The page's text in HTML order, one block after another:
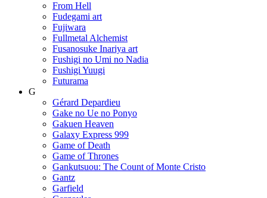
From Hell
Fudegami art
Fujiwara
Fullmetal Alchemist
Fusanosuke Inariya art
Fushigi no Umi no Nadia
Fushigi Yuugi
Futurama
G
Gérard Depardieu
Gake no Ue no Ponyo
Gakuen Heaven
Galaxy Express 999
Game of Death
Game of Thrones
Gankutsuou: The Count of Monte Cristo
Gantz
Garfield